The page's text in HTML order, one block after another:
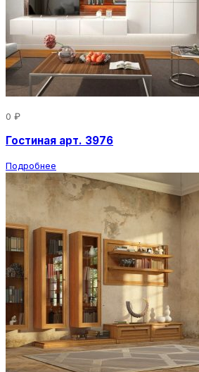
0 ₽
Гостиная арт. 3976
Подробнее